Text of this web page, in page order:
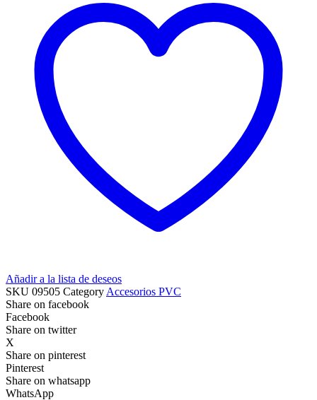
Añadir a la lista de deseos
SKU 09505 Category Accesorios PVC
Share on facebook
Facebook
Share on twitter
X
Share on pinterest
Pinterest
Share on whatsapp
WhatsApp